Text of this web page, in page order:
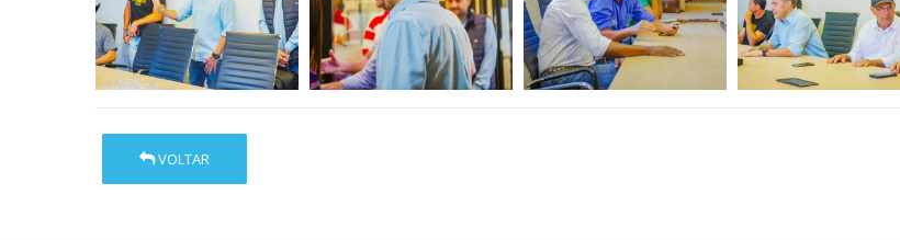
VOLTAR